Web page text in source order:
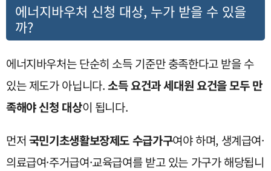
에너지바우처 신청 대상, 누가 받을 수 있을
까?
에너지바우처는 단순히 소득 기준만 충족한다고 받을 수
있는 제도가 아닙니다.소득 요건과 세대원 요건을 모두 만
족해야 신청 대상이 됩니다.
먼저 국민기초생활보장제도 수급가구여야 하며, 생계급여·
의료급여·주거급여·교육급여를 받고 있는 가구가 해당됩니